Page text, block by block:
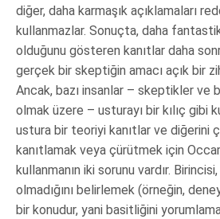
diğer, daha karmaşık açıklamaları
kullanmazlar. Sonuçta, daha
olduğunu gösteren kanıtlar daha
gerçek bir skeptiğin amacı açık bir
Ancak, bazı insanlar – skeptikler ve
olmak üzere – usturayı bir kılıç gibi
ustura bir teoriyi kanıtlar ve diğerini
kanıtlamak veya çürütmek için
kullanmanın iki sorunu vardır.
olmadığını belirlemek (örneğin,
bir konudur, yani basitliğini